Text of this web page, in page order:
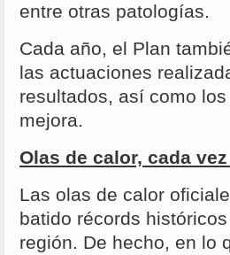
entre otras patologías.
Cada año, el Plan
las actuaciones
resultados, así como
mejora.
Olas de calor, cada
Las olas de calor
batido récords
región. De hecho, en lo